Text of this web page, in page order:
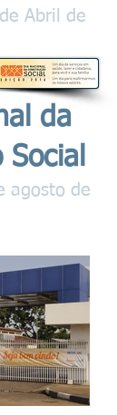
Abril de
da
agosto de